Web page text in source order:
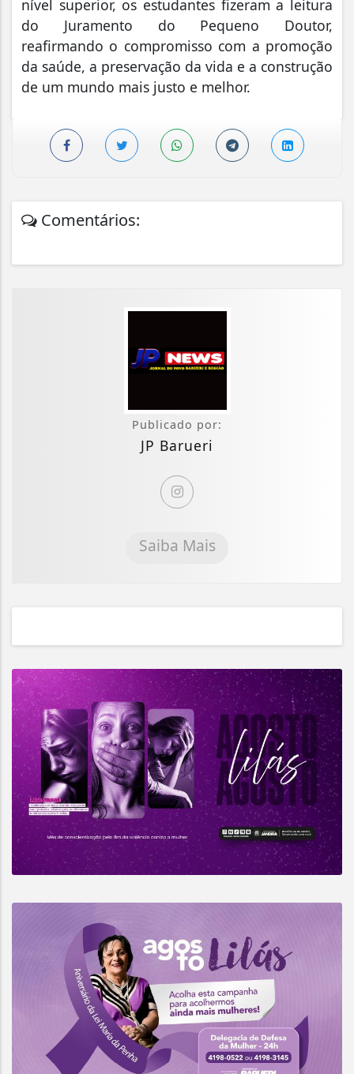
nível superior, os estudantes fizeram a leitura
do Juramento do Pequeno Doutor,
reafirmando o compromisso com a promoção
da saúde, a preservação da vida e a construção
de um mundo mais justo e melhor.
Comentários:
Publicado por:
JP Barueri
Saiba Mais